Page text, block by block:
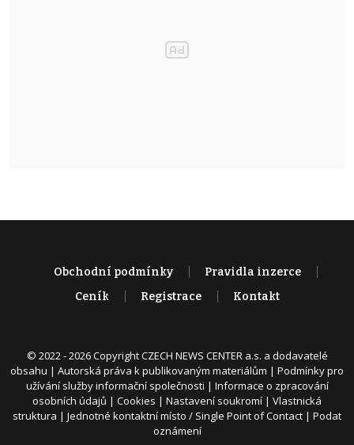
Obchodní podmínky
Pravidla inzerce
Ceník
Registrace Kontakt
© 2022 - 2026 Copyright CZECH NEWS CENTER a.s. a dodavatelé
obsahu | Autorská práva k publikovaným materiálům | Podmínky pro
užívání služby informační společnosti | Informace o zpracování
osobních údajů | Cookies | Nastavení soukromí | Vlastnická
struktura | Jednotné kontaktní místo / Single Point of Contact | Podat
oznámení